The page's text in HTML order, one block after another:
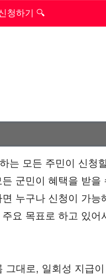
청하기 🔍
는 모든 주민이 신청
군민이 혜택을 받을
누구나 신청이 가능
요 목표로 하고 있어
그대로, 일회성 지급